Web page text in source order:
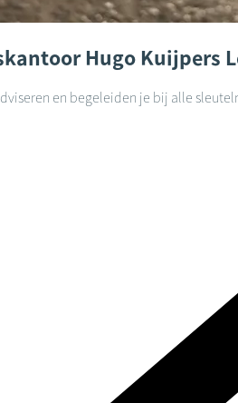
Hugo Kuijpers
en begeleiden je bij alle